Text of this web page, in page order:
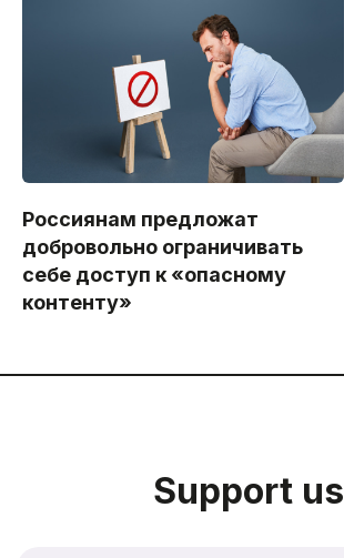
Россиянам предложат
добровольно ограничивать
себе доступ к «опасному
контенту»
Support us